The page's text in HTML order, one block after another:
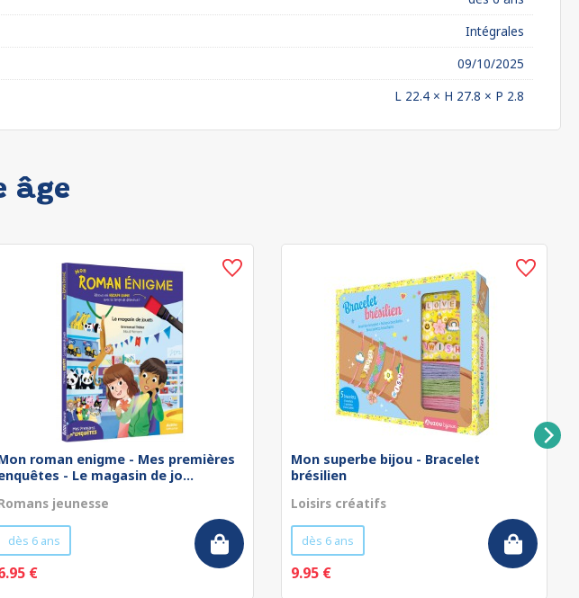
Intégrales
09/10/2025
L 22.4 × H 27.8 × P 2.8
âge
roman enigme - Mes premières
- Le magasin de jo...
jeunesse
dès 6 ans
€
Mon superbe bijou - Bracelet
brésilien
Loisirs créatifs
dès 6 ans
9.95 €